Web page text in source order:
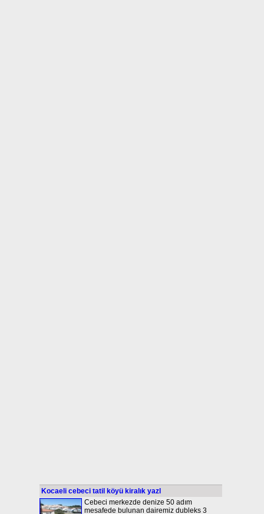
Kocaeli cebeci tatil köyü kiralık yazl
Cebeci merkezde denize 50 adım
mesafede bulunan dairemiz dubleks 3